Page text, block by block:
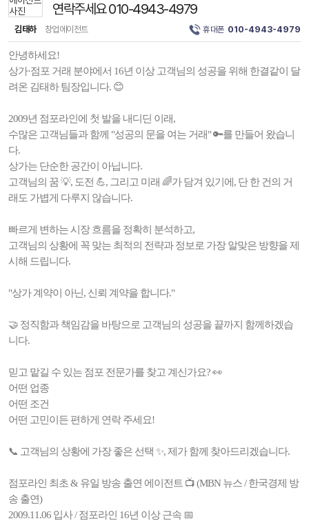
연락주세요 010-4943-4979
김태하 창업에이전트 휴대폰 010-4943-4979
안녕하세요!
상가·점포 거래 분야에서 16년 이상 고객님의 성공을 위해 한결같이 달
려온 김태하 팀장입니다. 😊
2009년 점포라인에 첫 발을 내디딘 이래,
수많은 고객님들과 함께 "성공의 문을 여는 거래" 🔑를 만들어 왔습니
다.
상가는 단순한 공간이 아닙니다.
고객님의 꿈 💡, 도전 💪, 그리고 미래 🌈가 담겨 있기에, 단 한 건의 거
래도 가볍게 다루지 않습니다.
빠르게 변하는 시장 흐름을 정확히 분석하고,
고객님의 상황에 꼭 맞는 최적의 전략과 정보로 가장 알맞은 방향을 제
시해 드립니다.
"상가 계약이 아닌, 신뢰 계약을 합니다."
🤝 정직함과 책임감을 바탕으로 고객님의 성공을 끝까지 함께하겠습
니다.
믿고 맡길 수 있는 점포 전문가를 찾고 계신가요? 👀
어떤 업종
어떤 조건
어떤 고민이든 편하게 연락 주세요!
📞 고객님의 상황에 가장 좋은 선택 ✨, 제가 함께 찾아드리겠습니다.
점포라인 최초 & 유일 방송 출연 에이전트 📺 (MBN 뉴스 / 한국경제 방
송 출연)
2009.11.06 입사 / 점포라인 16년 이상 근속 📅